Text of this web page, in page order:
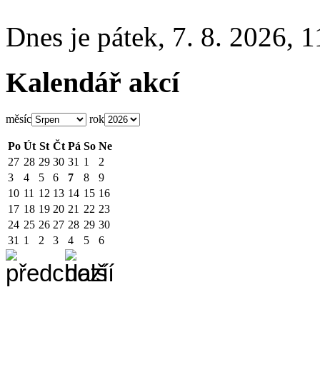
Dnes je pátek, 7. 8. 2026,
Kalendář akcí
měsíc rok
Po Út St Čt Pá So Ne
27 28 29 30 31 1
2
3
4 5 6 7 8
9
10 11 12 13 14 15 16
17 18 19 20 21 22 23
24 25 26 27 28 29 30
31 1 2 3 4 5 6